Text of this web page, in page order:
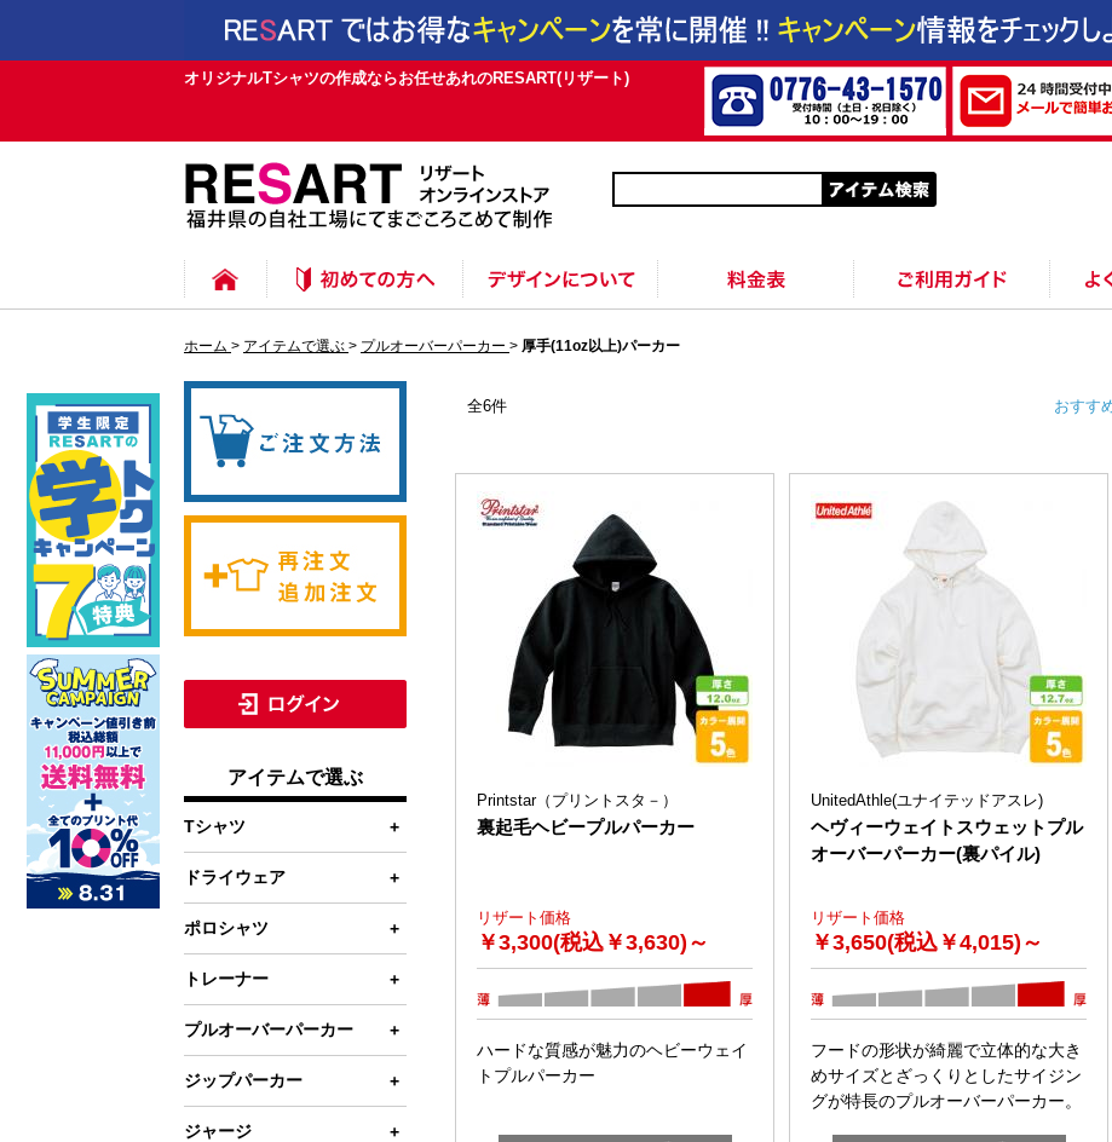
オリジナルTシャツの作成ならお任せあれのRESART(リザート)
ホーム > アイテムで選ぶ > プルオーバーパーカー > 厚手(11oz以上)パーカー
アイテムで選ぶ
Tシャツ
半袖Tシャツ
ドライTシャツ
レディースTシャツ
キッズ・ベビーTシャツ
ドライウェア
シャツ
ドライTシャツ
ドライ長袖Tシャツ
ドライパーカー
ポロシャツ
半袖ポロシャツ(ポケなし)
半袖ポロシャツ(ポケあり)
長袖ポロシャツ
トレーナー
裏毛(パイル)トレーナー
裏起毛・裏フリーストレーナー
プルオーバーパーカー
裏毛(パイル)パーカー
裏起毛・裏フリースパーカー
ジップパーカー
裏毛(パイル)パーカー
ジャージ
全6件 おすす
Printstar（プリントスタ－）
裏起毛ヘビープルパーカー
リザート価格
￥3,300(税込￥3,630)～
ハードな質感が魅力のヘビーウェイ
トプルパーカー
UnitedAthle(ユナイテッドアスレ)
ヘヴィーウェイトスウェットプル
オーバーパーカー(裏パイル)
リザート価格
￥3,650(税込￥4,015)～
フードの形状が綺麗で立体的な大き
めサイズとざっくりとしたサイジン
グが特長のプルオーバーパーカー。